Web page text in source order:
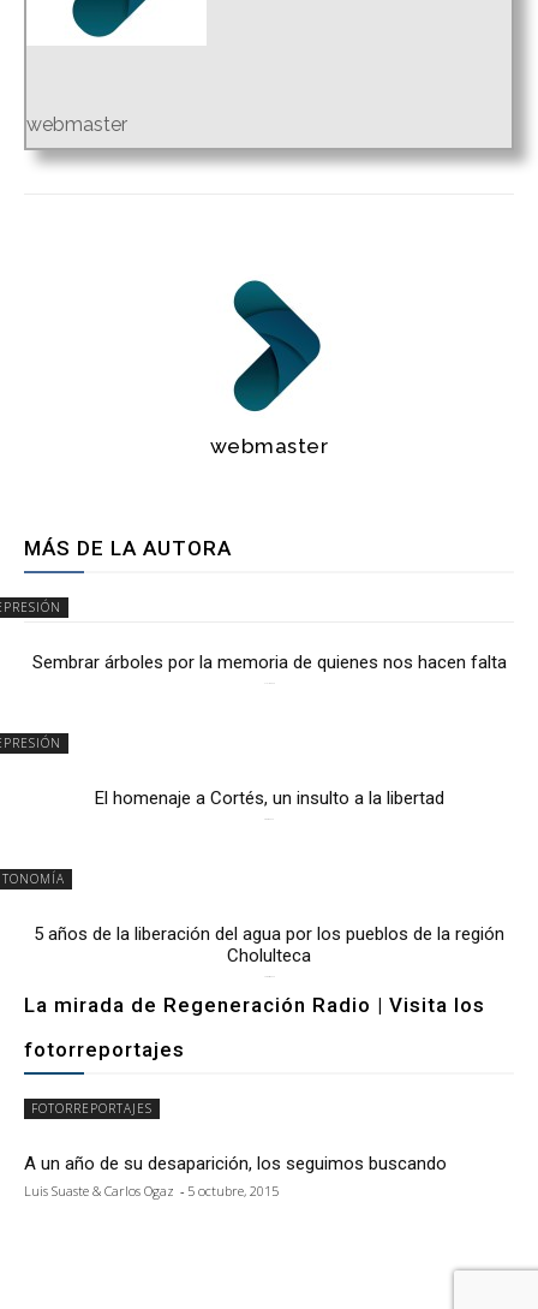
webmaster
webmaster
MÁS DE LA AUTORA
Sembrar árboles por la memoria de quienes nos hacen falta
El homenaje a Cortés, un insulto a la libertad
5 años de la liberación del agua por los pueblos de la región
Cholulteca
La mirada de Regeneración Radio | Visita los
fotorreportajes
FOTORREPORTAJES
A un año de su desaparición, los seguimos buscando
Luis Suaste & Carlos Ogaz - 5 octubre, 2015